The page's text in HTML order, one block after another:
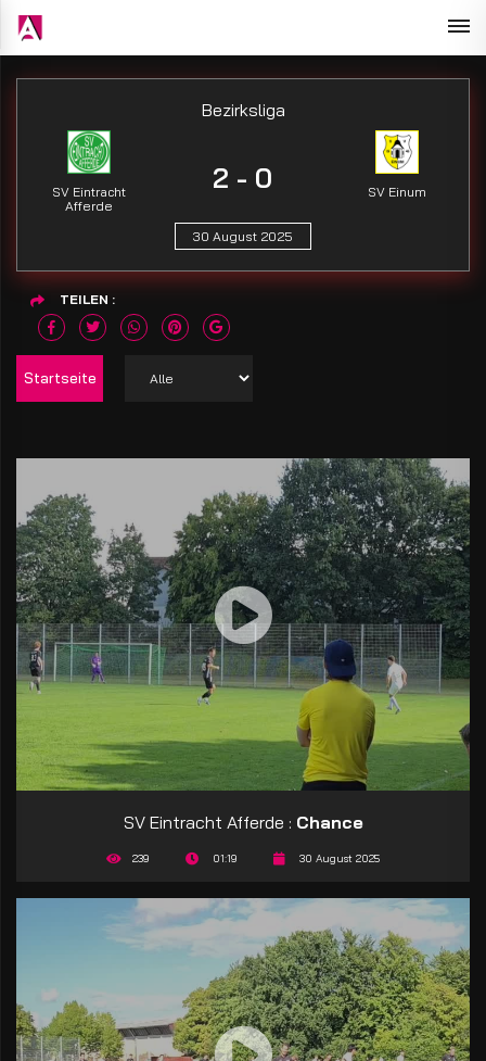
Bezirksliga
SV Eintracht
Afferde
2 - 0 SV Einum
30 August 2025
TEILEN
Startseite
SV Eintracht Afferde : Chance
239 01:19 30 August 2025